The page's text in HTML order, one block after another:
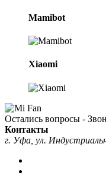
Mamibot
Xiaomi
Остались вопросы -
Контакты
г. Уфа, ул.